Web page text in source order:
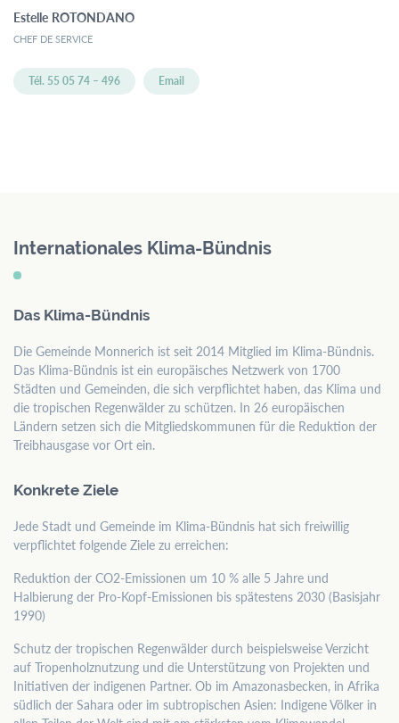
Estelle ROTONDANO
CHEF DE SERVICE
Tél. 55 05 74 – 496 Email
Internationales Klima-Bündnis
Das Klima-Bündnis
Die Gemeinde Monnerich ist seit 2014 Mitglied im Klima-Bündnis.
Das Klima-Bündnis ist ein europäisches Netzwerk von 1700
Städten und Gemeinden, die sich verpflichtet haben, das Klima und
die tropischen Regenwälder zu schützen. In 26 europäischen
Ländern setzen sich die Mitgliedskommunen für die Reduktion der
Treibhausgase vor Ort ein.
Konkrete Ziele
Jede Stadt und Gemeinde im Klima-Bündnis hat sich freiwillig
verpflichtet folgende Ziele zu erreichen:
Reduktion der CO2-Emissionen um 10 % alle 5 Jahre und
Halbierung der Pro-Kopf-Emissionen bis spätestens 2030 (Basisjahr
1990)
Schutz der tropischen Regenwälder durch beispielsweise Verzicht
auf Tropenholznutzung und die Unterstützung von Projekten und
Initiativen der indigenen Partner. Ob im Amazonasbecken, in Afrika
südlich der Sahara oder im subtropischen Asien: Indigene Völker in